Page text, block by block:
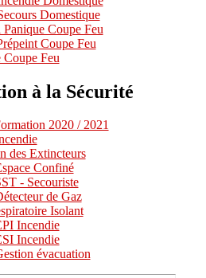
Domestique
Coupe Feu
Coupe Feu
Coupe Feu
à la Sécurité
2020 / 2021
des Extincteurs
Confiné
- Secouriste
de Gaz
Isolant
Incendie
Incendie
évacuation